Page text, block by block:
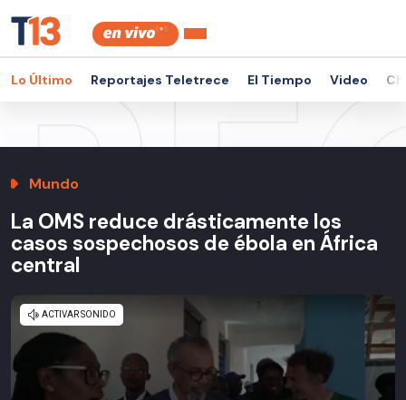
Lo Último Reportajes Teletrece El Tiempo Video
Mundo
La OMS reduce drásticamente los
casos sospechosos de ébola en África
central